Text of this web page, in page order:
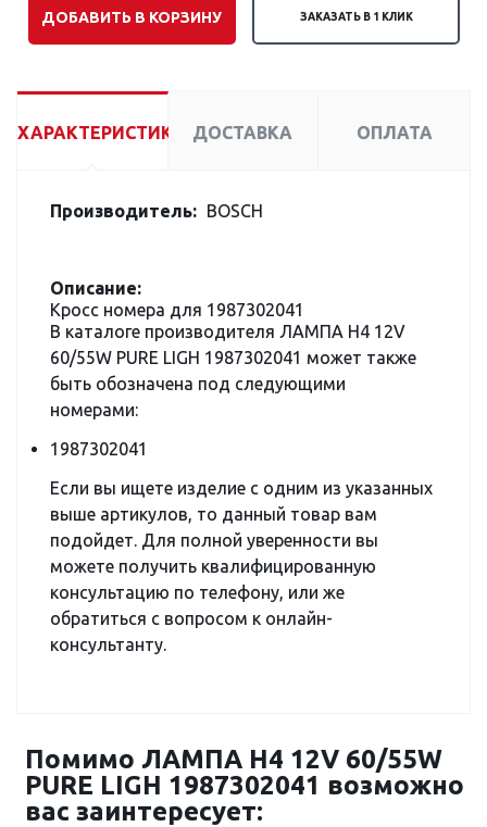
ДОБАВИТЬ В КОРЗИНУ ЗАКАЗАТЬ В 1 КЛИК
ХАРАКТЕРИСТИКИ ДОСТАВКА ОПЛАТА
Производитель: BOSCH
Описание:
Кросс номера для 1987302041
В каталоге производителя ЛАМПА H4 12V
60/55W PURE LIGH 1987302041 может также
быть обозначена под следующими
номерами:
1987302041
Если вы ищете изделие с одним из указанных
выше артикулов, то данный товар вам
подойдет. Для полной уверенности вы
можете получить квалифицированную
консультацию по телефону, или же
обратиться с вопросом к онлайн-
консультанту.
Помимо ЛАМПА H4 12V 60/55W
PURE LIGH 1987302041 возможно
вас заинтересует: